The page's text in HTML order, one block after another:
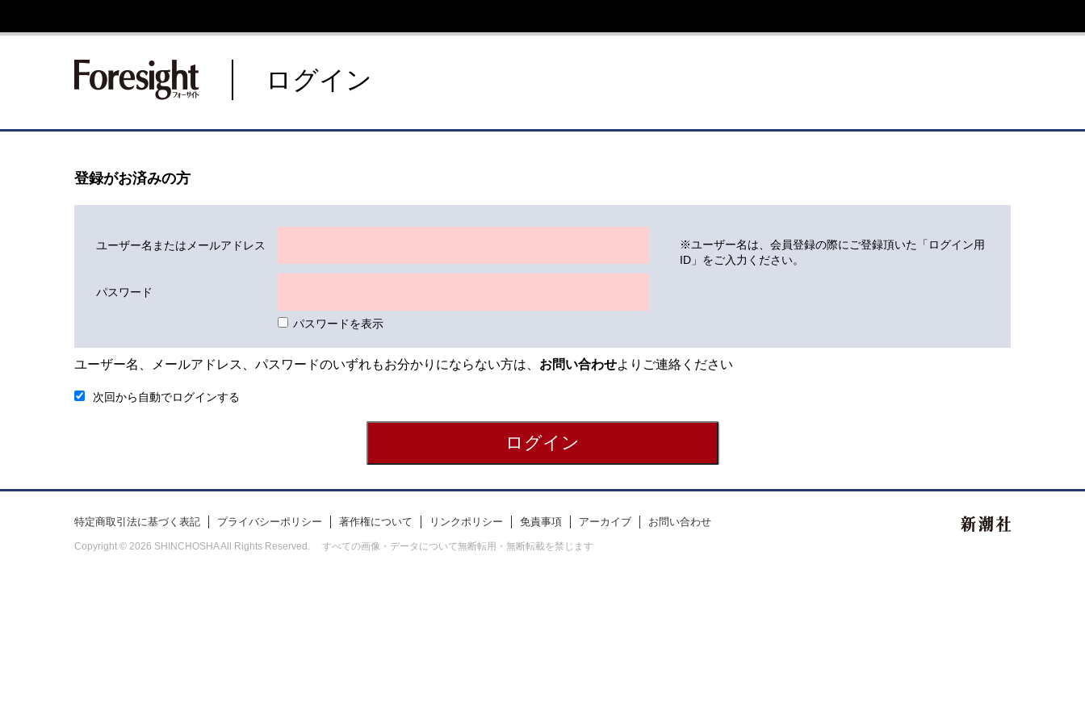
新潮社 Foresight フォーサイト
ログイン
登録がお済みの方
ユーザー名またはメールアドレス
パスワード
パスワードを表示
※ユーザー名は、会員登録の際にご登録頂いた「ログイン用
ID」をご入力ください。
ユーザー名、メールアドレス、パスワードのいずれもお分かりにならない方は、 お問い合わせよりご連絡ください
次回から自動でログインする
特定商取引法に基づく表記 プライバシーポリシー 著作権について リンクポリシー 免責事項 アーカイブ お問い合わせ
Copyright © 2026 SHINCHOSHA All Rights Reserved. すべての画像・データについて無断転用・無断転載を禁じます